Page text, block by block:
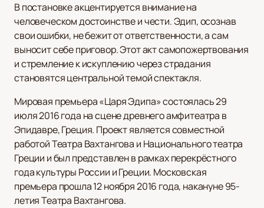
В постановке акцентируется внимание на
человеческом достоинстве и чести. Эдип, осознав
свои ошибки, не бежит от ответственности, а сам
выносит себе приговор. Этот акт самопожертвования
и стремление к искуплению через страдания
становятся центральной темой спектакля.
Мировая премьера «Царя Эдипа» состоялась 29
июля 2016 года на сцене древнего амфитеатра в
Эпидавре, Греция. Проект является совместной
работой Театра Вахтангова и Национального театра
Греции и был представлен в рамках перекрёстного
года культуры России и Греции. Московская
премьера прошла 12 ноября 2016 года, накануне 95-
летия Театра Вахтангова.